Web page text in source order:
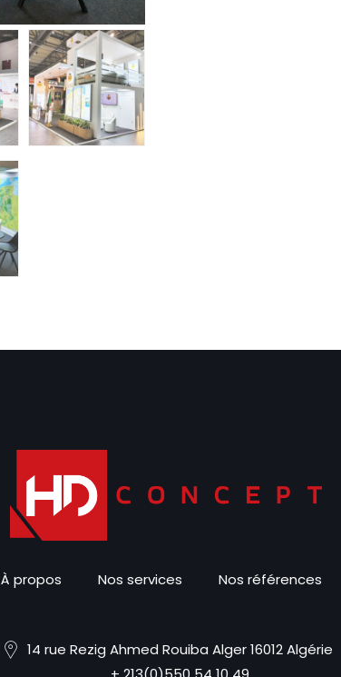
À propos Nos services Nos références
14 rue Rezig Ahmed Rouiba Alger 16012 Algérie